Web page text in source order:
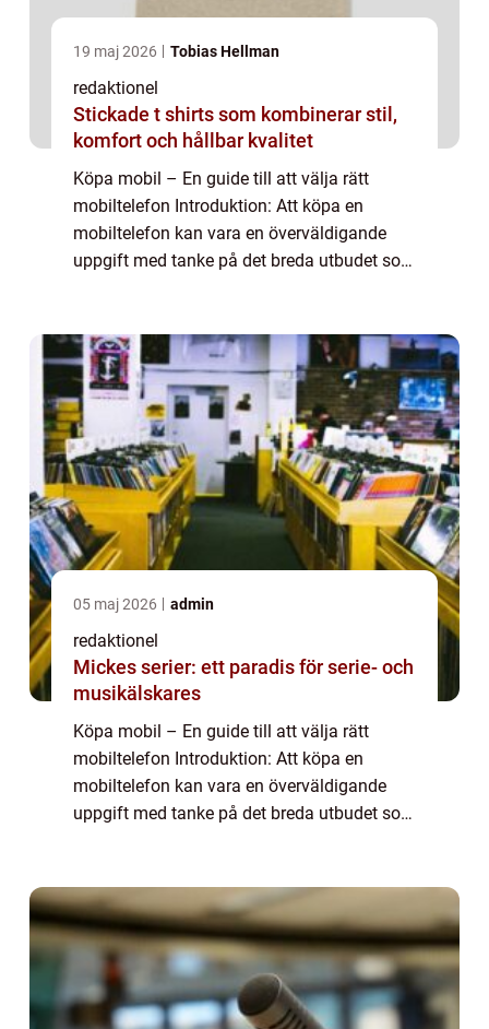
19 maj 2026 Tobias Hellman
redaktionel
Stickade t shirts som kombinerar stil,
komfort och hållbar kvalitet
Köpa mobil – En guide till att välja rätt
mobiltelefon Introduktion: Att köpa en
mobiltelefon kan vara en överväldigande
uppgift med tanke på det breda utbudet som
05 maj 2026 admin
redaktionel
Mickes serier: ett paradis för serie- och
musikälskares
Köpa mobil – En guide till att välja rätt
mobiltelefon Introduktion: Att köpa en
mobiltelefon kan vara en överväldigande
uppgift med tanke på det breda utbudet som